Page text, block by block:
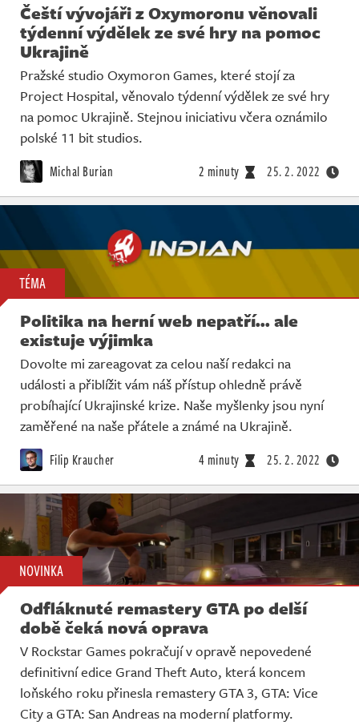
Čeští vývojáři z Oxymoronu věnovali
týdenní výdělek ze své hry na pomoc
Ukrajině
Pražské studio Oxymoron Games, které stojí za
Project Hospital, věnovalo týdenní výdělek ze své hry
na pomoc Ukrajině. Stejnou iniciativu včera oznámilo
polské 11 bit studios.
Michal Burian 2 minuty 25. 2. 2022
TÉMA
Politika na herní web nepatří... ale
existuje výjimka
Dovolte mi zareagovat za celou naší redakci na
události a přiblížit vám náš přístup ohledně právě
probíhající Ukrajinské krize. Naše myšlenky jsou nyní
zaměřené na naše přátele a známé na Ukrajině.
Filip Kraucher 4 minuty 25. 2. 2022
NOVINKA
Odfláknuté remastery GTA po delší
době čeká nová oprava
V Rockstar Games pokračují v opravě nepovedené
definitivní edice Grand Theft Auto, která koncem
loňského roku přinesla remastery GTA 3, GTA: Vice
City a GTA: San Andreas na moderní platformy.